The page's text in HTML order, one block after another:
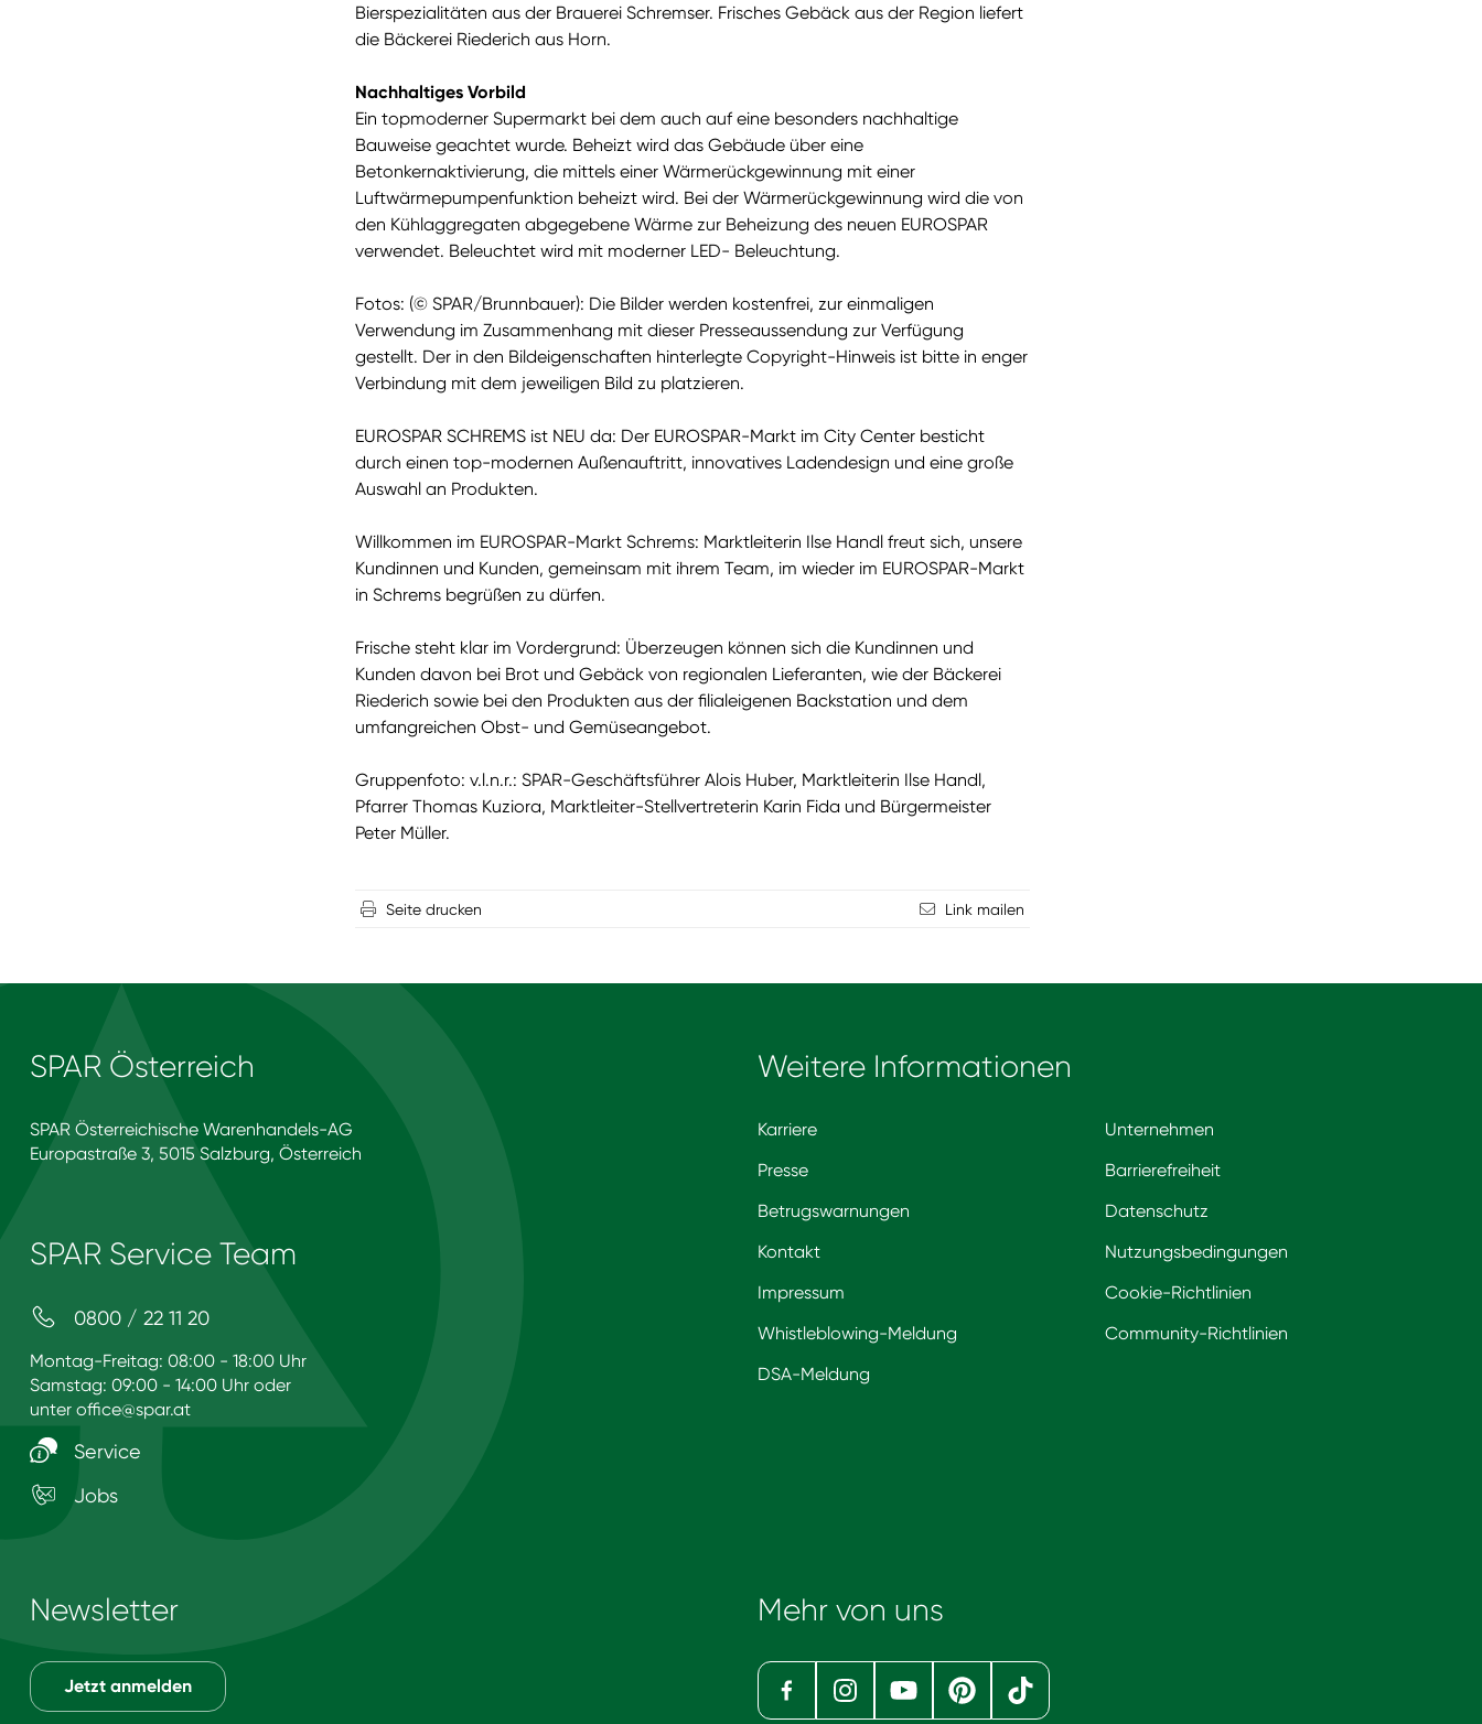
Bierspezialitäten aus der Brauerei Schremser. Frisches Gebäck aus der Region liefert
die Bäckerei Riederich aus Horn.
Nachhaltiges Vorbild
Ein topmoderner Supermarkt bei dem auch auf eine besonders nachhaltige
Bauweise geachtet wurde. Beheizt wird das Gebäude über eine
Betonkernaktivierung, die mittels einer Wärmerückgewinnung mit einer
Luftwärmepumpenfunktion beheizt wird. Bei der Wärmerückgewinnung wird die von
den Kühlaggregaten abgegebene Wärme zur Beheizung des neuen EUROSPAR
verwendet. Beleuchtet wird mit moderner LED- Beleuchtung.
Fotos: (© SPAR/Brunnbauer): Die Bilder werden kostenfrei, zur einmaligen
Verwendung im Zusammenhang mit dieser Presseaussendung zur Verfügung
gestellt. Der in den Bildeigenschaften hinterlegte Copyright-Hinweis ist bitte in enger
Verbindung mit dem jeweiligen Bild zu platzieren.
EUROSPAR SCHREMS ist NEU da: Der EUROSPAR-Markt im City Center besticht
durch einen top-modernen Außenauftritt, innovatives Ladendesign und eine große
Auswahl an Produkten.
Willkommen im EUROSPAR-Markt Schrems: Marktleiterin Ilse Handl freut sich, unsere
Kundinnen und Kunden, gemeinsam mit ihrem Team, im wieder im EUROSPAR-Markt
in Schrems begrüßen zu dürfen.
Frische steht klar im Vordergrund: Überzeugen können sich die Kundinnen und
Kunden davon bei Brot und Gebäck von regionalen Lieferanten, wie der Bäckerei
Riederich sowie bei den Produkten aus der filialeigenen Backstation und dem
umfangreichen Obst- und Gemüseangebot.
Gruppenfoto: v.l.n.r.: SPAR-Geschäftsführer Alois Huber, Marktleiterin Ilse Handl,
Pfarrer Thomas Kuziora, Marktleiter-Stellvertreterin Karin Fida und Bürgermeister
Peter Müller.
Seite drucken Link mailen
SPAR Österreich
SPAR Österreichische Warenhandels-AG
Europastraße 3, 5015 Salzburg, Österreich
SPAR Service Team
0800 / 22 11 20
Montag-Freitag: 08:00 - 18:00 Uhr
Samstag: 09:00 - 14:00 Uhr oder
unter office@spar.at
Service
Jobs
Weitere Informationen
Karriere
Unternehmen
Presse
Barrierefreiheit
Betrugswarnungen
Datenschutz
Kontakt
Nutzungsbedingungen
Impressum
Cookie-Richtlinien
Whistleblowing-Meldung
Community-Richtlinien
DSA-Meldung
Newsletter
Jetzt anmelden
Mehr von uns